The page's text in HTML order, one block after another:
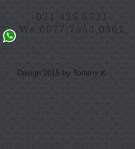
021 425 5721
Wa 0877 7558 0361
Design 2015 by Tommy K.